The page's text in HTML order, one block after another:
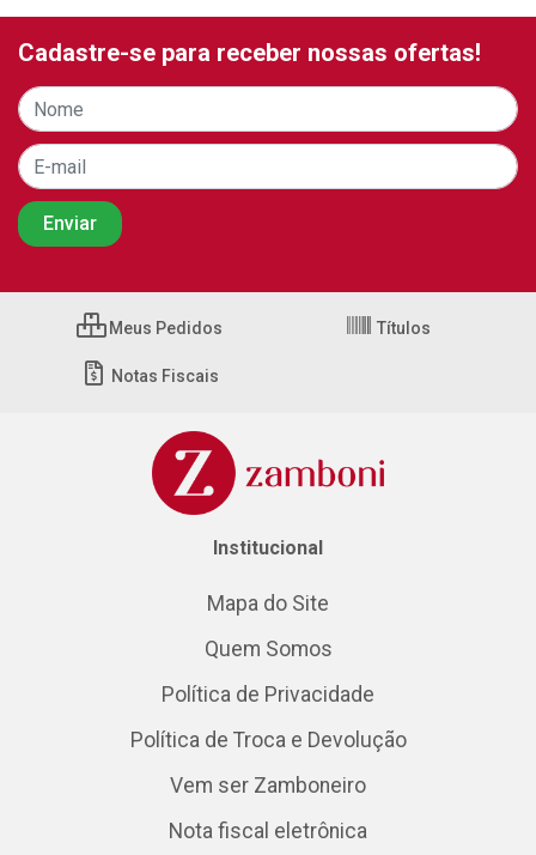
Cadastre-se para receber nossas ofertas!
Meus Pedidos Títulos
Notas Fiscais
Institucional
Mapa do Site
Quem Somos
Política de Privacidade
Política de Troca e Devolução
Vem ser Zamboneiro
Nota fiscal eletrônica